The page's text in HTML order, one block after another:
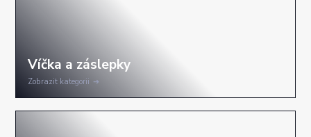
Zobrazit kategorii